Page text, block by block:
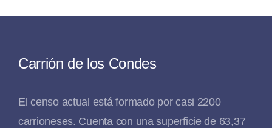
Carrión de los Condes
El censo actual está formado por casi 2200
carrioneses. Cuenta con una superficie de 63,37